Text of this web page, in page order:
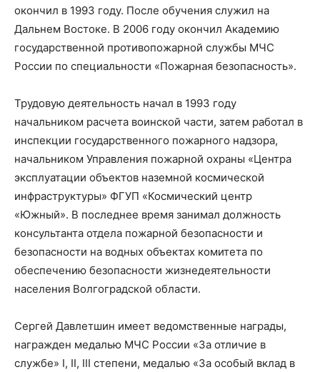
окончил в 1993 году. После обучения служил на
Дальнем Востоке. В 2006 году окончил Академию
государственной противопожарной службы МЧС
России по специальности «Пожарная безопасность».
Трудовую деятельность начал в 1993 году
начальником расчета воинской части, затем работал в
инспекции государственного пожарного надзора,
начальником Управления пожарной охраны «Центра
эксплуатации объектов наземной космической
инфраструктуры» ФГУП «Космический центр
«Южный». В последнее время занимал должность
консультанта отдела пожарной безопасности и
безопасности на водных объектах комитета по
обеспечению безопасности жизнедеятельности
населения Волгоградской области.
Сергей Давлетшин имеет ведомственные награды,
награжден медалью МЧС России «За отличие в
службе» I, II, III степени, медалью «За особый вклад в